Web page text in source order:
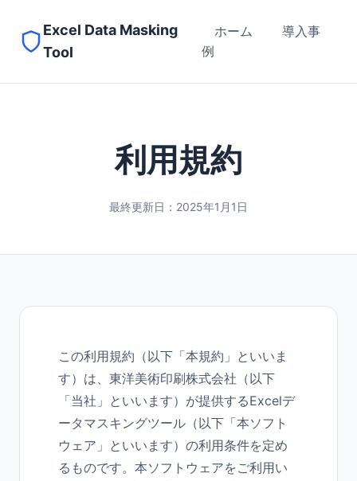
Excel Data Masking
Tool
ホーム
導入事
例
利用規約
最終更新日：2025年1月1日
この利用規約（以下「本規約」といいま
す）は、東洋美術印刷株式会社（以下
「当社」といいます）が提供するExcelデ
ータマスキングツール（以下「本ソフト
ウェア」といいます）の利用条件を定め
るものです。本ソフトウェアをご利用い